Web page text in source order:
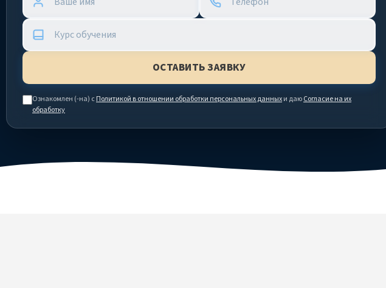
Ознакомлен (-на) сПолитикой в отношении обработки персональных данныхи даюСогласие на их
обработку